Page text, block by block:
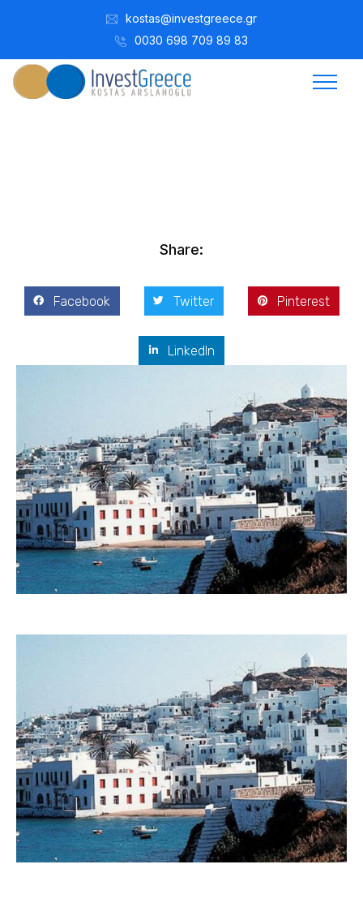
kostas@investgreece.gr
0030 698 709 89 83
Share:
Facebook Twitter Pinterest
LinkedIn